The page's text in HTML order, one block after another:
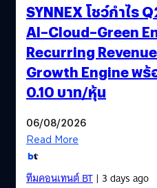
SYNNEX โชว์กำไร
AI–Cloud–Green
Recurring
Growth Engine พร้
0.10 บาท/หุ้น
06/08/2026
Read More
ทีมคอนเทนต์ BT| 3 days ago